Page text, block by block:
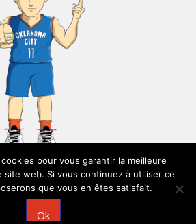
© 2026 Clutch Time
| Theme:
pour vous garantir la meilleure
site web. Si vous continuez à utiliser ce
que vous en êtes satisfait.
Ok